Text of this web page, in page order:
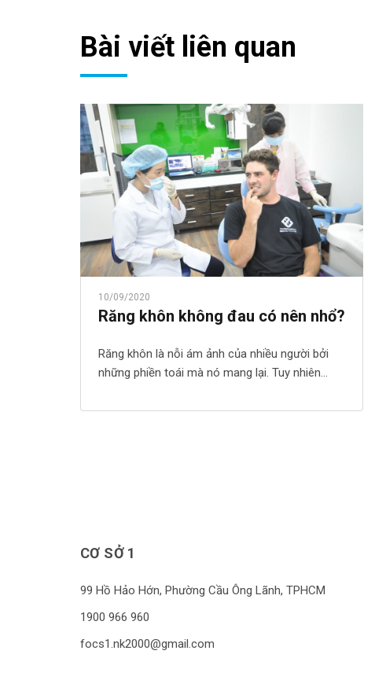
Bài viết liên quan
10/09/2020
Răng khôn không đau có nên nhổ?
Răng khôn là nỗi ám ảnh của nhiều người bởi
những phiền toái mà nó mang lại. Tuy nhiên
ta không cần phải loại bỏ chúng. Răng khôn là
CƠ SỞ 1
99 Hồ Hảo Hớn, Phường Cầu Ông Lãnh, TPHCM
1900 966 960
focs1.nk2000@gmail.com